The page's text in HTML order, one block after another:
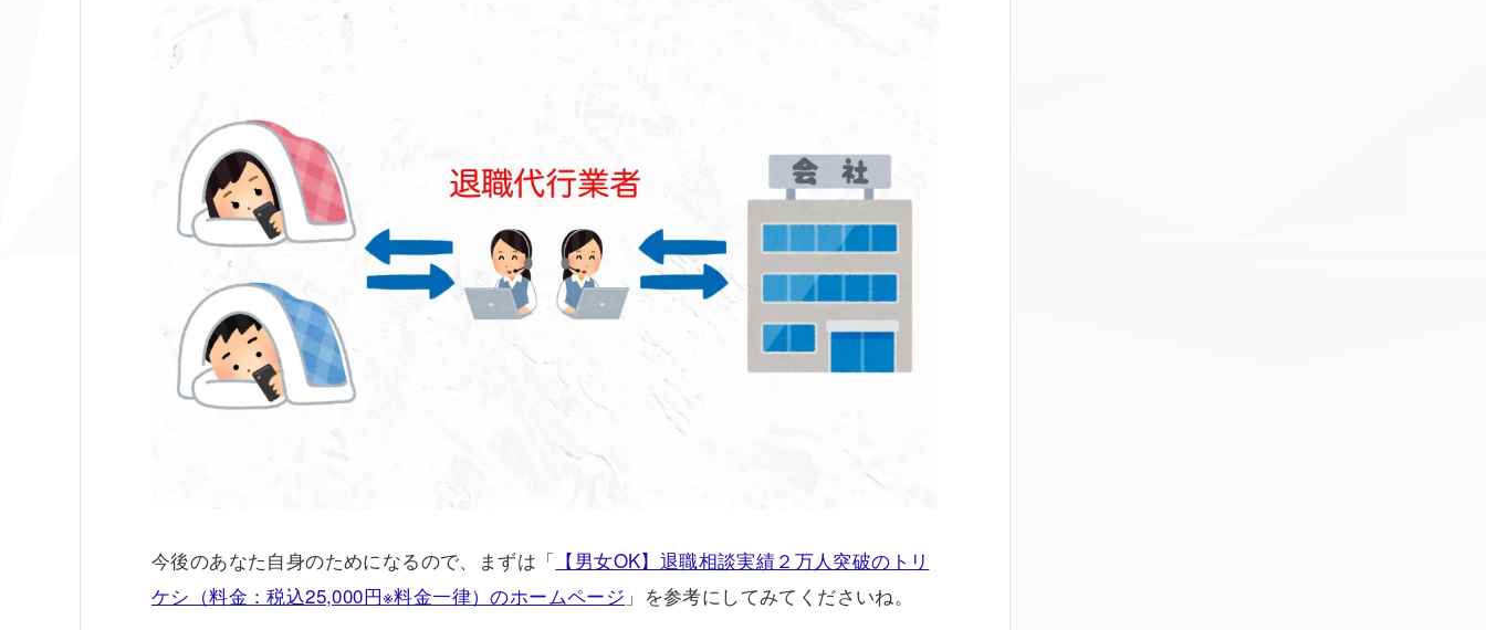
今後のあなた自身のためになるので、まずは「 【男女OK】退職相談実績２万人突破のトリ
ケシ（料金：税込25,000円※料金一律）のホームページ 」を参考にしてみてくださいね。